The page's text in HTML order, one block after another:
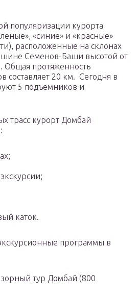
популяризации курорта
«синие» и «красные»
расположенные на склонах
Семенов-Баши высотой от
Общая протяженность
составляет 20 км. Сегодня в
5 подъемников и
трасс курорт Домбай
каток.
программы в
тур Домбай (800